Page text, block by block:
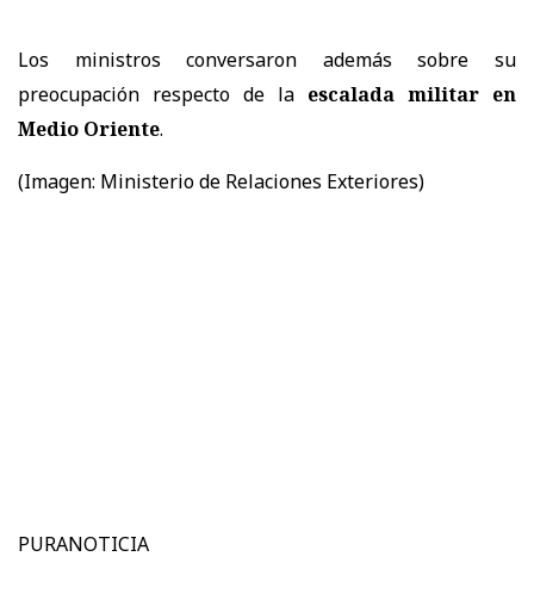
Los ministros conversaron además sobre su
preocupación respecto de la escalada militar en
Medio Oriente.
(Imagen: Ministerio de Relaciones Exteriores)
PURANOTICIA